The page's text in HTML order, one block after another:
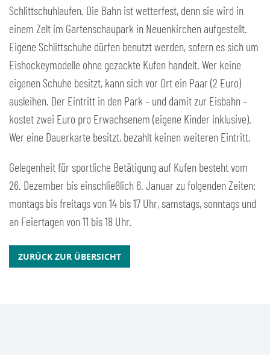
Schlittschuhlaufen. Die Bahn ist wetterfest, denn sie wird in
einem Zelt im Gartenschaupark in Neuenkirchen aufgestellt.
Eigene Schlittschuhe dürfen benutzt werden, sofern es sich um
Eishockeymodelle ohne gezackte Kufen handelt. Wer keine
eigenen Schuhe besitzt, kann sich vor Ort ein Paar (2 Euro)
ausleihen. Der Eintritt in den Park – und damit zur Eisbahn –
kostet zwei Euro pro Erwachsenem (eigene Kinder inklusive).
Wer eine Dauerkarte besitzt, bezahlt keinen weiteren Eintritt.
Gelegenheit für sportliche Betätigung auf Kufen besteht vom
26. Dezember bis einschließlich 6. Januar zu folgenden Zeiten:
montags bis freitags von 14 bis 17 Uhr, samstags, sonntags und
an Feiertagen von 11 bis 18 Uhr.
ZURÜCK ZUR ÜBERSICHT